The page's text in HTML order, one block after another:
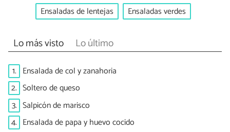
Ensaladas de lentejas
Ensaladas verdes
Lo más visto Lo último
1. Ensalada de col y zanahoria
2. Soltero de queso
3. Salpicón de marisco
4. Ensalada de papa y huevo cocido